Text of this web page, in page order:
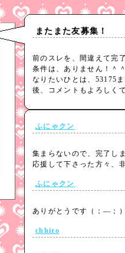
またまた友募集！
前のスレを、間違えて完
条件は、ありません！＾
なりたいひとは、53175
後、コメントもよろしく
ふにゃクン
集まらないので、完了し
応援して下さった方々
ふにゃクン
ありがとうです（；—
chhiro